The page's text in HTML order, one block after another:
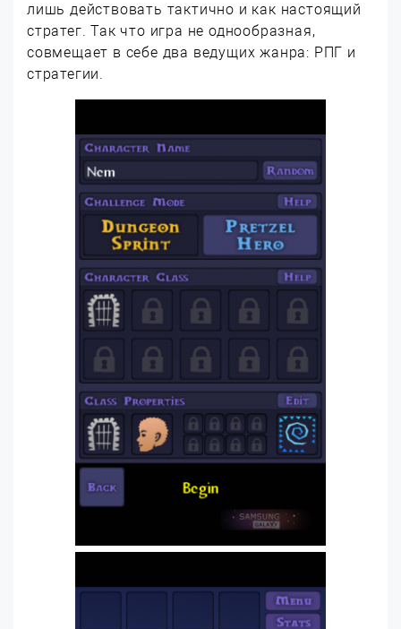
лишь действовать тактично и как настоящий
стратег. Так что игра не однообразная,
совмещает в себе два ведущих жанра: РПГ и
стратегии.